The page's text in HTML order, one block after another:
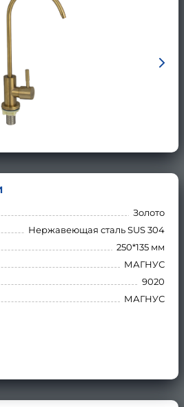
Золото
Нержавеющая сталь SUS 304
250*135 мм
МАГНУС
9020
МАГНУС